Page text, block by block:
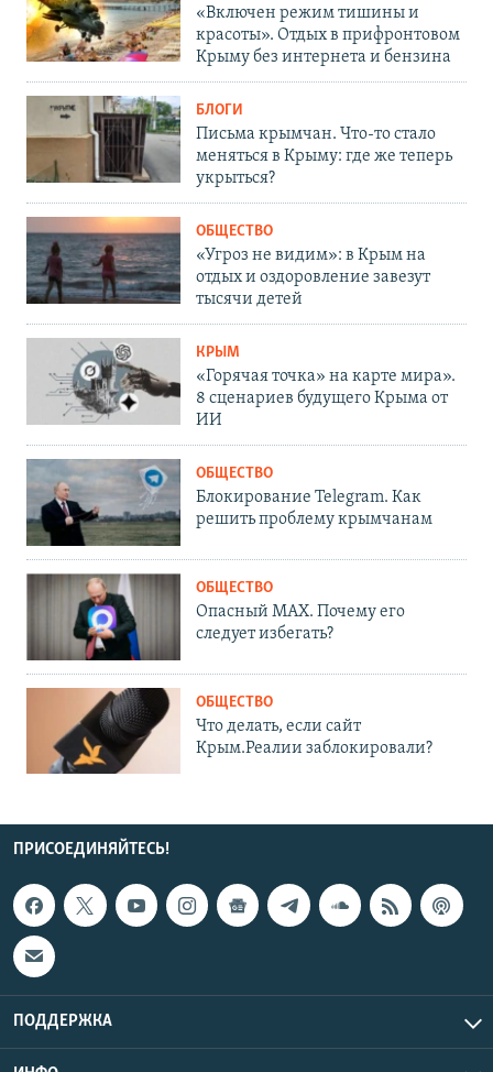
«Включен режим тишины и
красоты». Отдых в прифронтовом
Крыму без интернета и бензина
БЛОГИ
Письма крымчан. Что-то стало
меняться в Крыму: где же теперь
укрыться?
ОБЩЕСТВО
«Угроз не видим»: в Крым на
отдых и оздоровление завезут
тысячи детей
КРЫМ
«Горячая точка» на карте мира».
8 сценариев будущего Крыма от
ИИ
ОБЩЕСТВО
Блокирование Telegram. Как
решить проблему крымчанам
ОБЩЕСТВО
Опасный MAX. Почему его
следует избегать?
ОБЩЕСТВО
Что делать, если сайт
Крым.Реалии заблокировали?
ПРИСОЕДИНЯЙТЕСЬ!
ПОДДЕРЖКА